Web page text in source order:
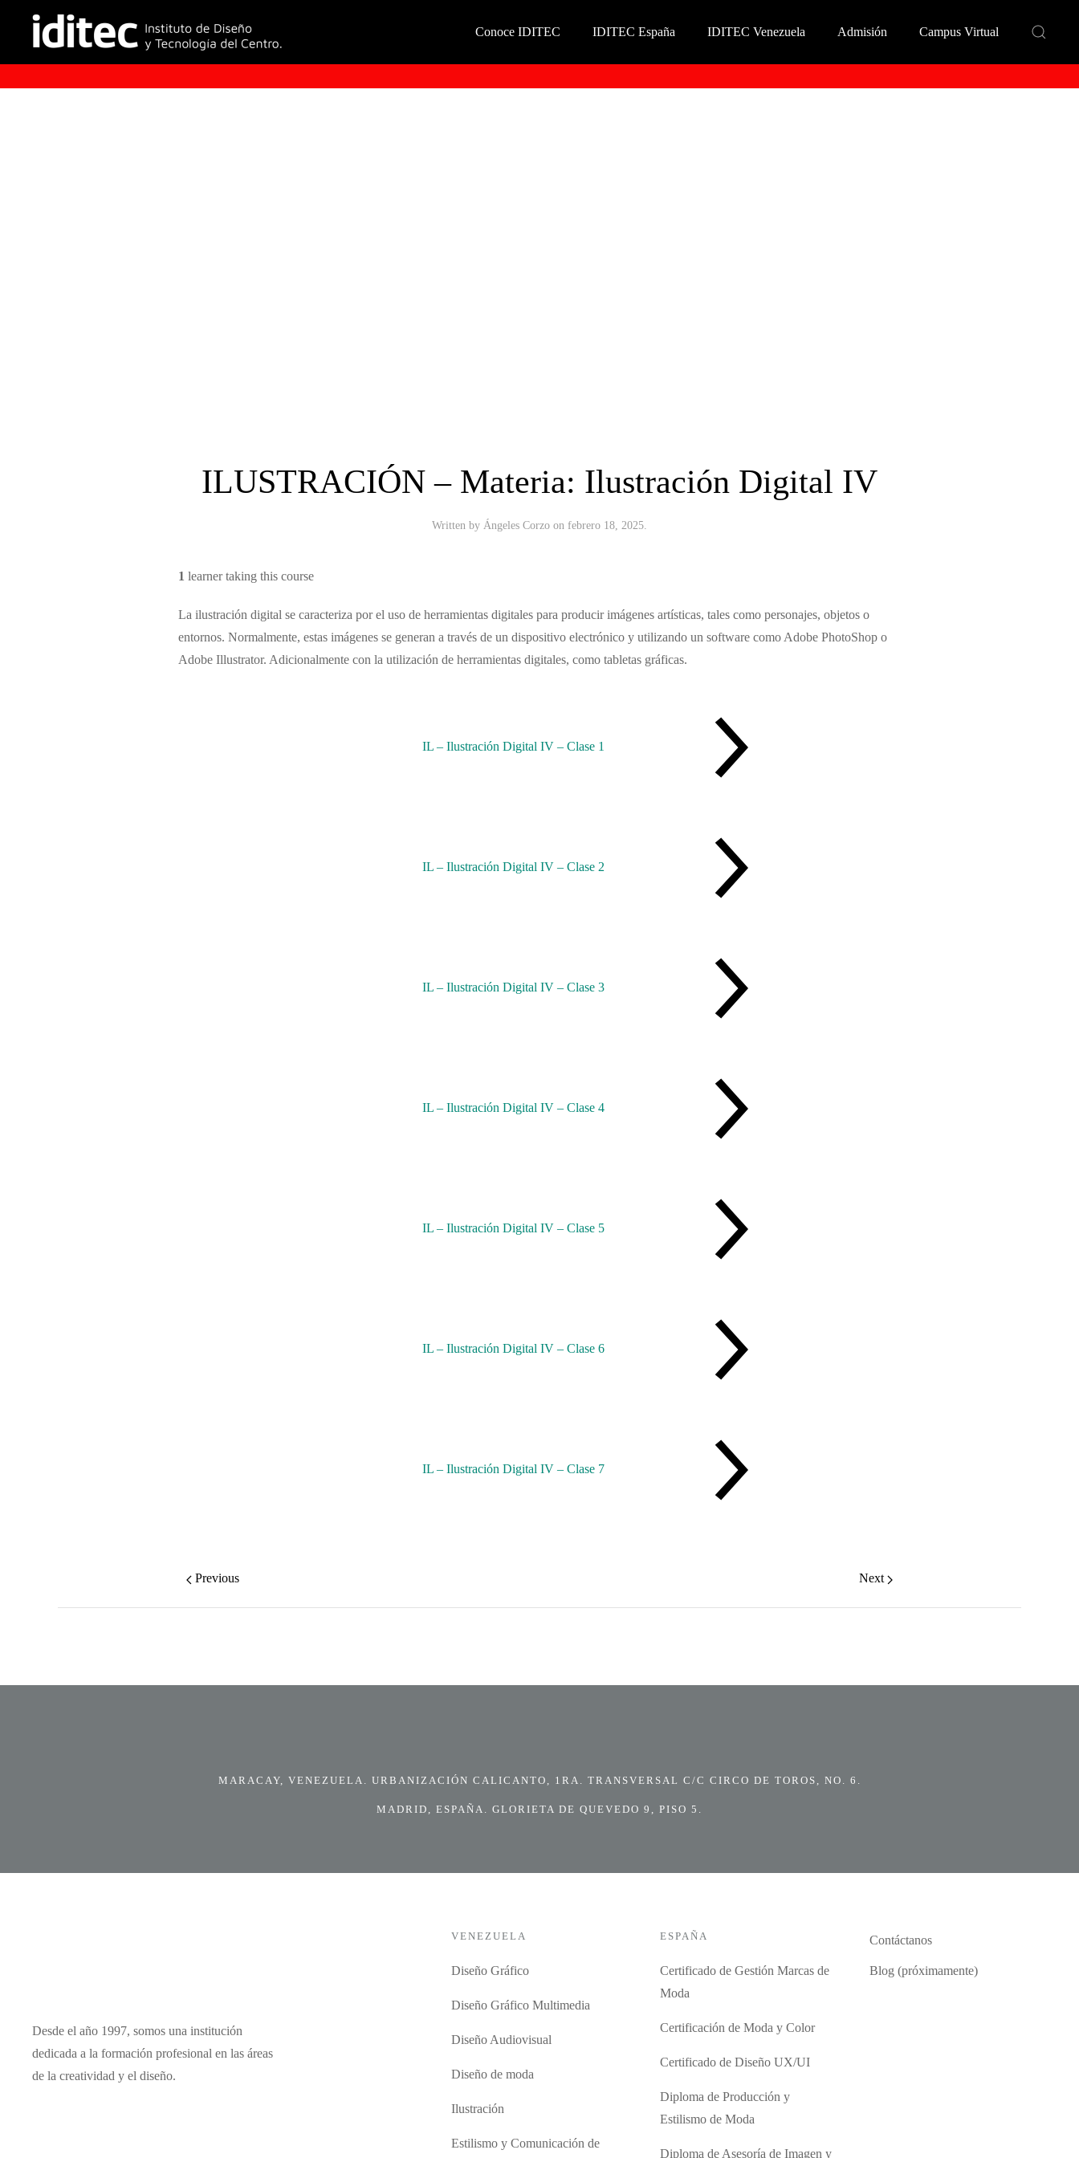
Conoce IDITEC IDITEC España IDITEC Venezuela Admisión Campus Virtual
ILUSTRACIÓN – Materia: Ilustración Digital IV
Written by Ángeles Corzo on febrero 18, 2025.
1 learner taking this course
La ilustración digital se caracteriza por el uso de herramientas digitales para producir imágenes artísticas, tales como personajes, objetos o
entornos. Normalmente, estas imágenes se generan a través de un dispositivo electrónico y utilizando un software como Adobe PhotoShop o
Adobe Illustrator. Adicionalmente con la utilización de herramientas digitales, como tabletas gráficas.
IL – Ilustración Digital IV – Clase 1
IL – Ilustración Digital IV – Clase 2
IL – Ilustración Digital IV – Clase 3
IL – Ilustración Digital IV – Clase 4
IL – Ilustración Digital IV – Clase 5
IL – Ilustración Digital IV – Clase 6
IL – Ilustración Digital IV – Clase 7
Previous Next
MARACAY, VENEZUELA. URBANIZACIÓN CALICANTO, 1RA. TRANSVERSAL C/C CIRCO DE TOROS, NO. 6.
MADRID, ESPAÑA. GLORIETA DE QUEVEDO 9, PISO 5.
Desde el año 1997, somos una institución
dedicada a la formación profesional en las áreas
de la creatividad y el diseño.
VENEZUELA
Diseño Gráfico
Diseño Gráfico Multimedia
Diseño Audiovisual
Diseño de moda
Ilustración
Estilismo y Comunicación de
ESPAÑA
Certificado de Gestión Marcas de
Moda
Certificación de Moda y Color
Certificado de Diseño UX/UI
Diploma de Producción y
Estilismo de Moda
Diploma de Asesoría de Imagen y
Contáctanos
Blog (próximamente)